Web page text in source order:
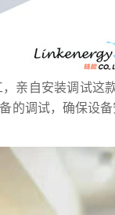
亲自安装调试这
的调试，确保设